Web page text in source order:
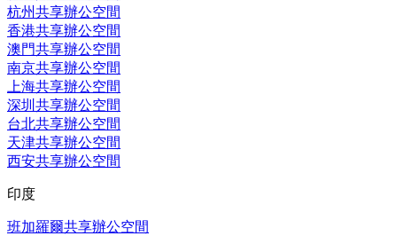
杭州共享辦公空間
香港共享辦公空間
澳門共享辦公空間
南京共享辦公空間
上海共享辦公空間
深圳共享辦公空間
台北共享辦公空間
天津共享辦公空間
西安共享辦公空間
印度
班加羅爾共享辦公空間